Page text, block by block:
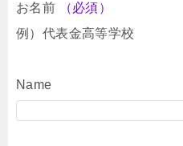
お名前
（必須）
例）代表金高等学校
Name